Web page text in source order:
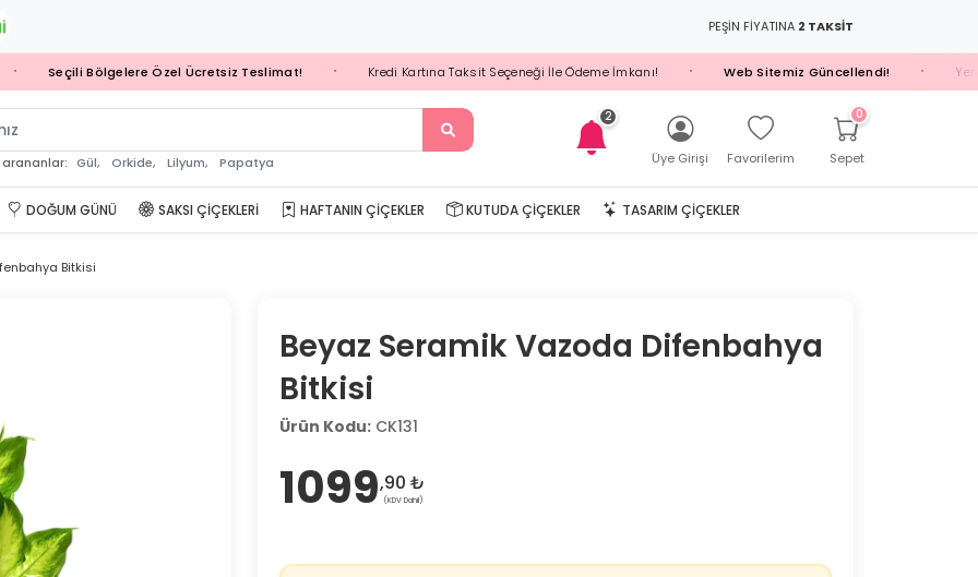
PEŞİN FİYATINA 2 TAKSİT
Seçili Bölgelere Özel Ücretsiz Teslimat! • Kredi Kartına Taksit Seçeneği İle Ödeme İmkanı! • Web Sitemiz Güncellendi! • Yeni
arananlar: Gül, Orkide, Lilyum, Papatya
2
Üye Girişi Favorilerim
0
Sepet
DOĞUM GÜNÜ SAKSI ÇIÇEKLERI HAFTANIN ÇIÇEKLER KUTUDA ÇIÇEKLER TASARIM ÇIÇEKLER
Bitkisi
Beyaz Seramik Vazoda Difenbahya
Bitkisi
Ürün Kodu: CK131
1099,90 ₺
(KDV Dahil)